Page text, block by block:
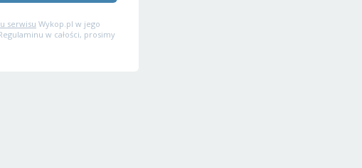
serwisu Wykop.pl w jego
w całości, prosimy